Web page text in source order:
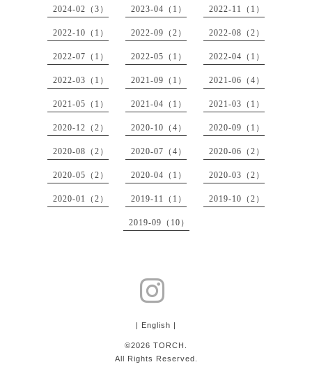
2024-02（3） 2023-04（1） 2022-11（1）
2022-10（1） 2022-09（2） 2022-08（2）
2022-07（1） 2022-05（1） 2022-04（1）
2022-03（1） 2021-09（1） 2021-06（4）
2021-05（1） 2021-04（1） 2021-03（1）
2020-12（2） 2020-10（4） 2020-09（1）
2020-08（2） 2020-07（4） 2020-06（2）
2020-05（2） 2020-04（1） 2020-03（2）
2020-01（2） 2019-11（1） 2019-10（2）
2019-09（10）
| English |
©2026 TORCH
All Rights Reserved.